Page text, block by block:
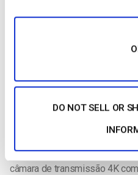
DO NOT SELL OR
Algumas câmaras
com tecnologia de IA da
transmissão ao vivo. Com
câmara de transmissão 4K